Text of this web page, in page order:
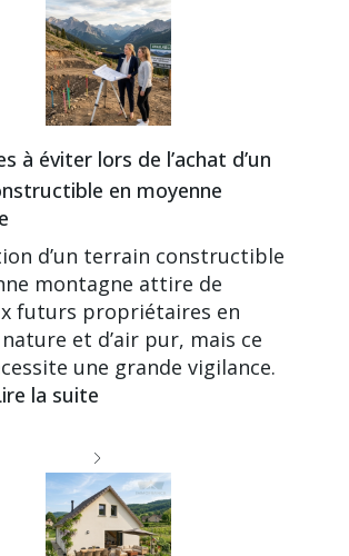
à éviter lors de l’achat d’un
en moyenne
d’un terrain constructible
montagne attire de
futurs propriétaires en
et d’air pur, mais ce
une grande vigilance.
la suite